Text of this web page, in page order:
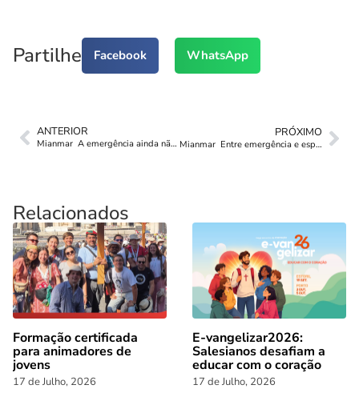
Partilhe Facebook WhatsApp
ANTERIOR
Mianmar  A emergência ainda não terminou
PRÓXIMO
Mianmar  Entre emergência e esperança
Relacionados
Formação certificada
para animadores de
jovens
17 de Julho, 2026
E-vangelizar2026:
Salesianos desafiam a
educar com o coração
17 de Julho, 2026